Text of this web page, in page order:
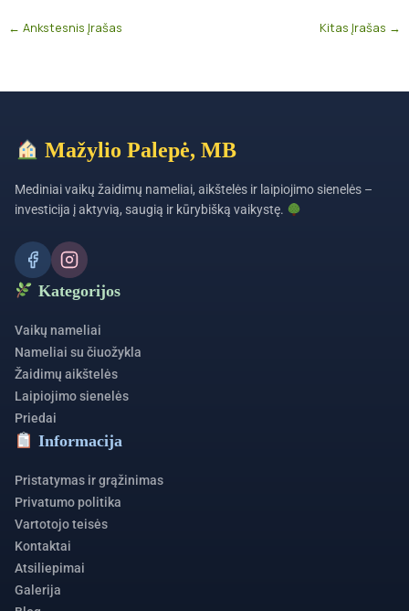
← Ankstesnis Įrašas Kitas Įrašas →
Mažylio Palepė, MB
Mediniai vaikų žaidimų nameliai, aikštelės ir laipiojimo sienelės –
investicija į aktyvią, saugią ir kūrybišką vaikystę.
Kategorijos
Vaikų nameliai
Nameliai su čiuožykla
Žaidimų aikštelės
Laipiojimo sienelės
Priedai
Informacija
Pristatymas ir grąžinimas
Privatumo politika
Vartotojo teisės
Kontaktai
Atsiliepimai
Galerija